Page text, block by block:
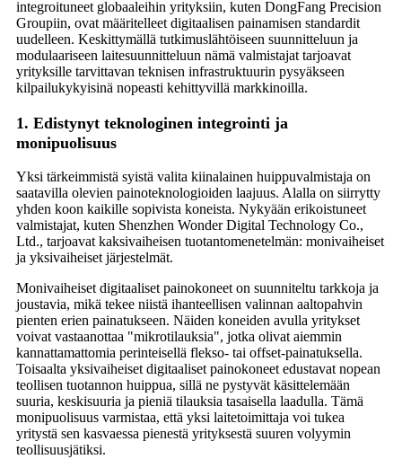
integroituneet globaaleihin yrityksiin, kuten DongFang Precision
Groupiin, ovat määritelleet digitaalisen painamisen standardit
uudelleen. Keskittymällä tutkimuslähtöiseen suunnitteluun ja
modulaariseen laitesuunnitteluun nämä valmistajat tarjoavat
yrityksille tarvittavan teknisen infrastruktuurin pysyäkseen
kilpailukykyisinä nopeasti kehittyvillä markkinoilla.
1. Edistynyt teknologinen integrointi ja
monipuolisuus
Yksi tärkeimmistä syistä valita kiinalainen huippuvalmistaja on
saatavilla olevien painoteknologioiden laajuus. Alalla on siirrytty
yhden koon kaikille sopivista koneista. Nykyään erikoistuneet
valmistajat, kuten Shenzhen Wonder Digital Technology Co.,
Ltd., tarjoavat kaksivaiheisen tuotantomenetelmän: monivaiheiset
ja yksivaiheiset järjestelmät.
Monivaiheiset digitaaliset painokoneet on suunniteltu tarkkoja ja
joustavia, mikä tekee niistä ihanteellisen valinnan aaltopahvin
pienten erien painatukseen. Näiden koneiden avulla yritykset
voivat vastaanottaa "mikrotilauksia", jotka olivat aiemmin
kannattamattomia perinteisellä flekso- tai offset-painatuksella.
Toisaalta yksivaiheiset digitaaliset painokoneet edustavat nopean
teollisen tuotannon huippua, sillä ne pystyvät käsittelemään
suuria, keskisuuria ja pieniä tilauksia tasaisella laadulla. Tämä
monipuolisuus varmistaa, että yksi laitetoimittaja voi tukea
yritystä sen kasvaessa pienestä yrityksestä suuren volyymin
teollisuusjätiksi.